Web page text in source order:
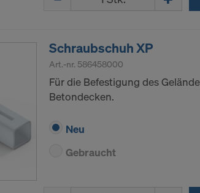
Schraubschuh XP
Art.-nr. 586458000
Für die Befestigung des
Betondecken.
Neu
Gebraucht